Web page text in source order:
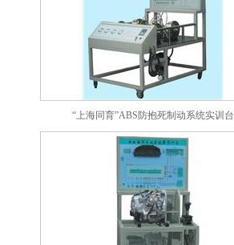
“上海同育”ABS防抱死制动系统实训台